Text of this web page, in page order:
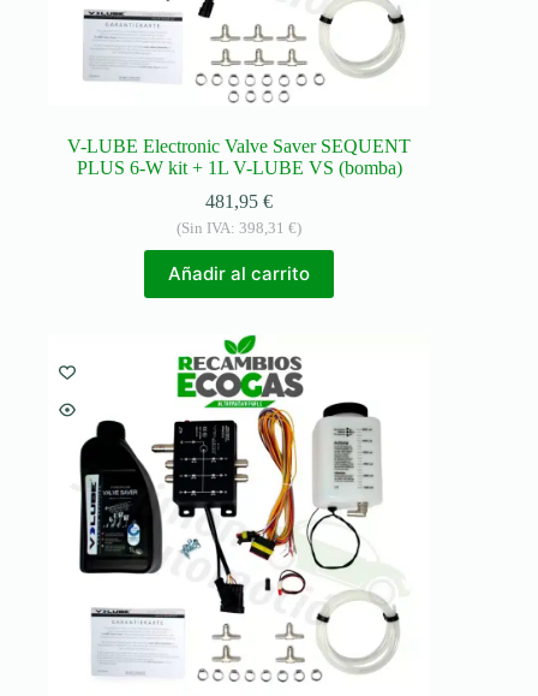
V-LUBE Electronic Valve Saver SEQUENT
PLUS 6-W kit + 1L V-LUBE VS (bomba)
481,95€
(Sin IVA:398,31€)
Añadir al carrito